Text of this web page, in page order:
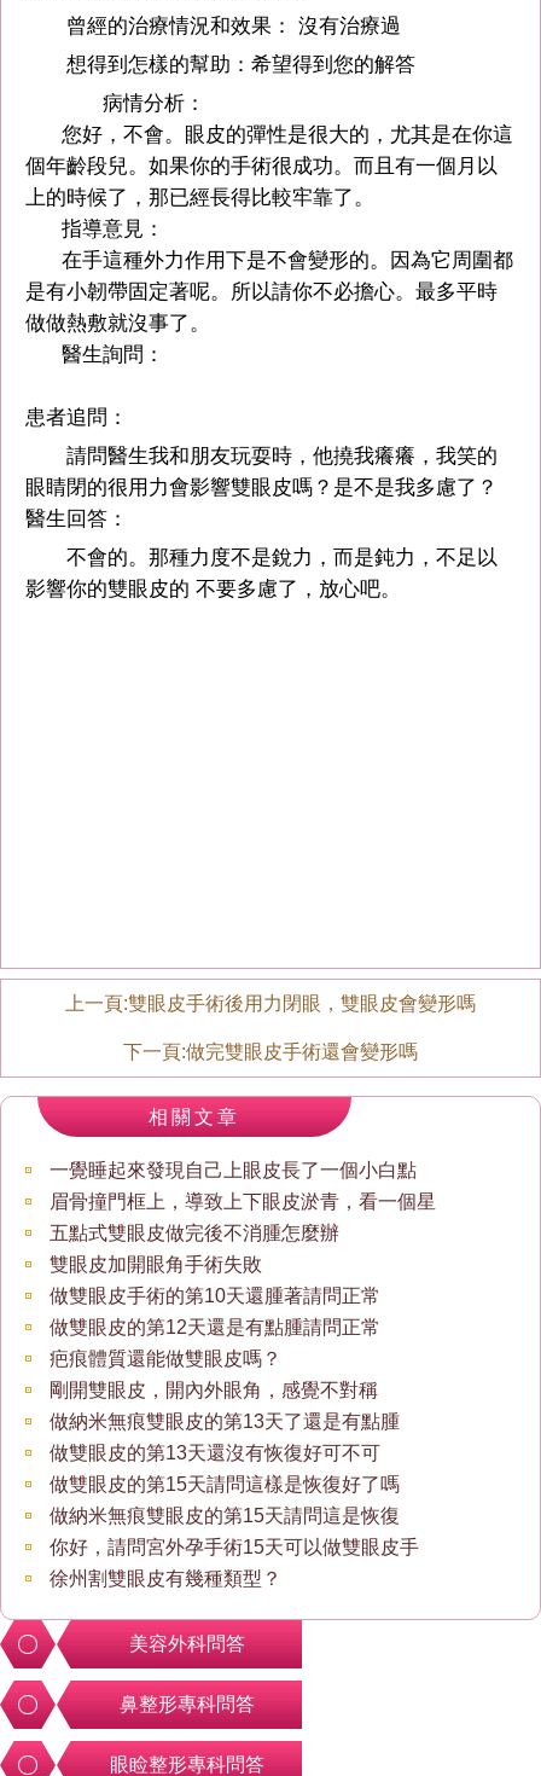
曾經的治療情況和效果： 沒有治療過
想得到怎樣的幫助：希望得到您的解答
病情分析：
您好，不會。眼皮的彈性是很大的，尤其是在你這
個年齡段兒。如果你的手術很成功。而且有一個月以
上的時候了，那已經長得比較牢靠了。
指導意見：
在手這種外力作用下是不會變形的。因為它周圍都
是有小韌帶固定著呢。所以請你不必擔心。最多平時
做做熱敷就沒事了。
醫生詢問：
患者追問：
請問醫生我和朋友玩耍時，他撓我癢癢，我笑的
眼睛閉的很用力會影響雙眼皮嗎？是不是我多慮了？
醫生回答：
不會的。那種力度不是銳力，而是鈍力，不足以
影響你的雙眼皮的 不要多慮了，放心吧。
上一頁:雙眼皮手術後用力閉眼，雙眼皮會變形嗎
下一頁:做完雙眼皮手術還會變形嗎
相關文章
一覺睡起來發現自己上眼皮長了一個小白點
眉骨撞門框上，導致上下眼皮淤青，看一個星
五點式雙眼皮做完後不消腫怎麼辦
雙眼皮加開眼角手術失敗
做雙眼皮手術的第10天還腫著請問正常
做雙眼皮的第12天還是有點腫請問正常
疤痕體質還能做雙眼皮嗎？
剛開雙眼皮，開內外眼角，感覺不對稱
做納米無痕雙眼皮的第13天了還是有點腫
做雙眼皮的第13天還沒有恢復好可不可
做雙眼皮的第15天請問這樣是恢復好了嗎
做納米無痕雙眼皮的第15天請問這是恢復
你好，請問宮外孕手術15天可以做雙眼皮手
徐州割雙眼皮有幾種類型？
美容外科問答
鼻整形專科問答
眼睑整形專科問答